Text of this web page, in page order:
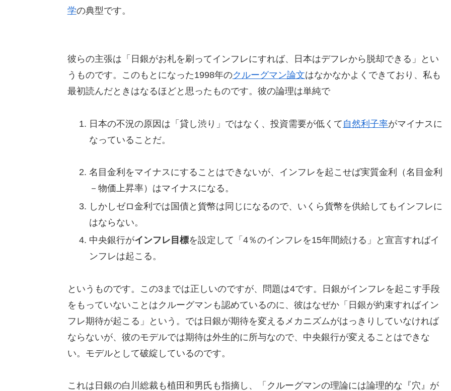
学の典型です。
彼らの主張は「日銀がお札を刷ってインフレにすれば、日本はデフレから脱却できる」とい
うものです。このもとになった1998年のクルーグマン論文はなかなかよくできており、私も
最初読んだときはなるほどと思ったものです。彼の論理は単純で
日本の不況の原因は「貸し渋り」ではなく、投資需要が低くて 自然利子率がマイナスに
なっていることだ。
名目金利をマイナスにすることはできないが、インフレを起こせば実質金利（名目金利
－物価上昇率）はマイナスになる。
しかしゼロ金利では国債と貨幣は同じになるので、いくら貨幣を供給してもインフレに
はならない。
中央銀行がインフレ目標を設定して「4％のインフレを15年間続ける」と宣言すればイ
ンフレは起こる。
というものです。この3までは正しいのですが、問題は4です。日銀がインフレを起こす手段
をもっていないことはクルーグマンも認めているのに、彼はなぜか「日銀が約束すればイン
フレ期待が起こる」という。では日銀が期待を変えるメカニズムがはっきりしていなければ
ならないが、彼のモデルでは期待は外生的に所与なので、中央銀行が変えることはできな
い。モデルとして破綻しているのです。
これは日銀の白川総裁も植田和男氏も指摘し、「クルーグマンの理論には論理的な『穴』が